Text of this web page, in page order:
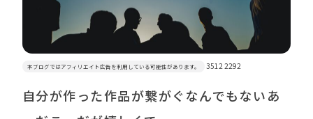
本ブログではアフィリエイト広告を利用している可能性があります。 3512 2292
自分が作った作品が繋がぐなんでもないあ